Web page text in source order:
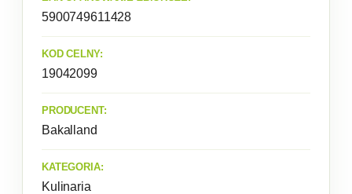
5900749611428
KOD CELNY:
19042099
PRODUCENT:
Bakalland
KATEGORIA:
Kulinaria